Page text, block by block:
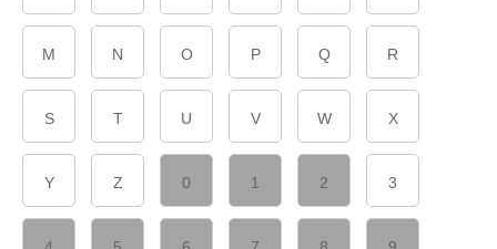
M N O P Q R
S T U V W X
Y Z 0 1 2 3